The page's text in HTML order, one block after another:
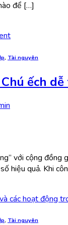
để […]
, Tài nguyên
ếch
với cộng
hiệu quả. Khi
các hoạt động
, Tài nguyên